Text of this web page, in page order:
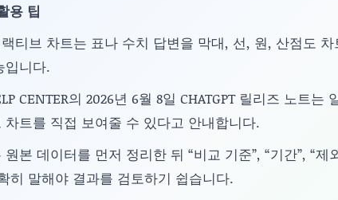
용 팁
랙티브 차트는 표나 수치 답변을 막대, 선, 원, 산점도
입니다.
CENTER의 2026년 6월 8일 CHATGPT 릴리즈 노트는
차트를 직접 보여줄 수 있다고 안내합니다.
본 데이터를 먼저 정리한 뒤 “비교 기준”, “기간”, “제
히 말해야 결과를 검토하기 쉽습니다.